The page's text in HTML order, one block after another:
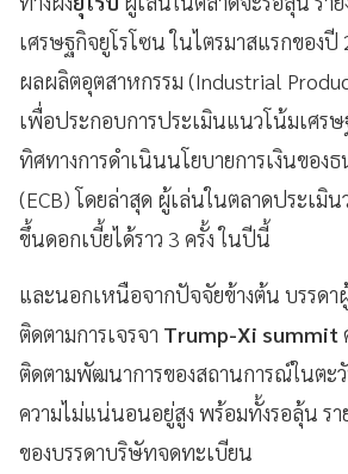
เศรษฐกิจยูโรโซน ในไตรมาสแรกของปี
ผลผลิตอุตสาหกรรม (Industrial
เพื่อประกอบการประเมินแนวโน้มเศร
ทิศทางการดำเนินนโยบายการเงินของธ
(ECB) โดยล่าสุด ผู้เล่นในตลาดประเมิน
ขึ้นดอกเบี้ยได้ราว 3 ครั้ง ในปีนี้
และนอกเหนือจากปัจจัยข้างต้น บรรดา
ติดตามการเจรจา Trump-Xi summit
ติดตามพัฒนาการของสถานการณ์ในตะ
ความไม่แน่นอนอยู่สูง พร้อมทั้งรอลุ้น ร
ของบรรดาบริษัทจดทะเบียน